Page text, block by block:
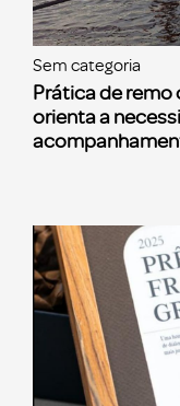
Sem categoria
Prática de remo
orienta a